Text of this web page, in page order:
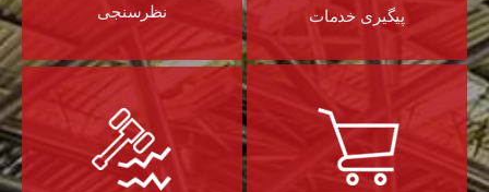
پیگیری خدمات نظرسنجی